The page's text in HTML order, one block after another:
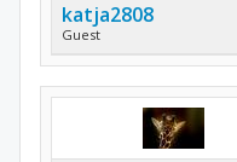
katja2808
Guest